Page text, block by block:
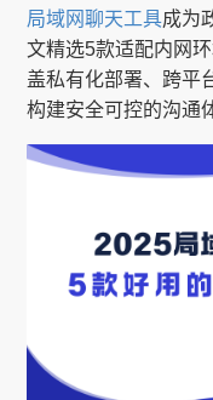
局域网聊天工具成为
文精选5款适配内网
盖私有化部署、跨平
构建安全可控的沟通